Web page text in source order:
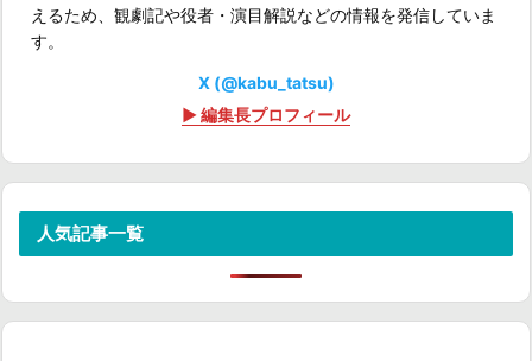
えるため、観劇記や役者・演目解説などの情報を発信していま
す。
X (@kabu_tatsu)
▶ 編集長プロフィール
人気記事一覧